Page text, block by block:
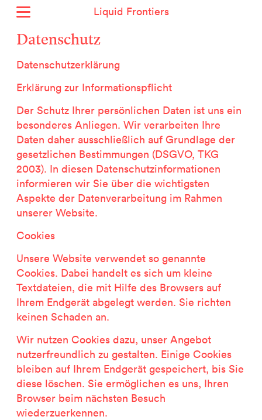
Liquid Frontiers
Datenschutz
Datenschutzerklärung
Erklärung zur Informationspflicht
Der Schutz Ihrer persönlichen Daten ist uns ein
besonderes Anliegen. Wir verarbeiten Ihre
Daten daher ausschließlich auf Grundlage der
gesetzlichen Bestimmungen (DSGVO, TKG
2003). In diesen Datenschutzinformationen
informieren wir Sie über die wichtigsten
Aspekte der Datenverarbeitung im Rahmen
unserer Website.
Cookies
Unsere Website verwendet so genannte
Cookies. Dabei handelt es sich um kleine
Textdateien, die mit Hilfe des Browsers auf
Ihrem Endgerät abgelegt werden. Sie richten
keinen Schaden an.
Wir nutzen Cookies dazu, unser Angebot
nutzerfreundlich zu gestalten. Einige Cookies
bleiben auf Ihrem Endgerät gespeichert, bis Sie
diese löschen. Sie ermöglichen es uns, Ihren
Browser beim nächsten Besuch
wiederzuerkennen.
Home
Archiv
Über uns
Kontakt
English
Selected Projects :
Growing the City Farm
ERSTE Stiftung
EVVA - Permanent Progress
Miba Panorama
P2 - Urbaner Hybrid
2500 Jahre Salzbergbau
Kastor & Pollux
Dominique Perrault
Orte für Menschen
Beweis einer Außenwelt
Garant-Matrix
Nature on Stage
Wertzeichen Europa
Die besondere Bibliothek
Porsche-Museum